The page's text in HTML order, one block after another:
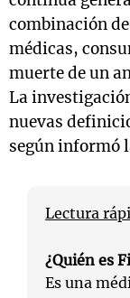
combinación
médicas,
muerte de un
La
nuevas
según informó
Lectura
¿Quién es
Es una